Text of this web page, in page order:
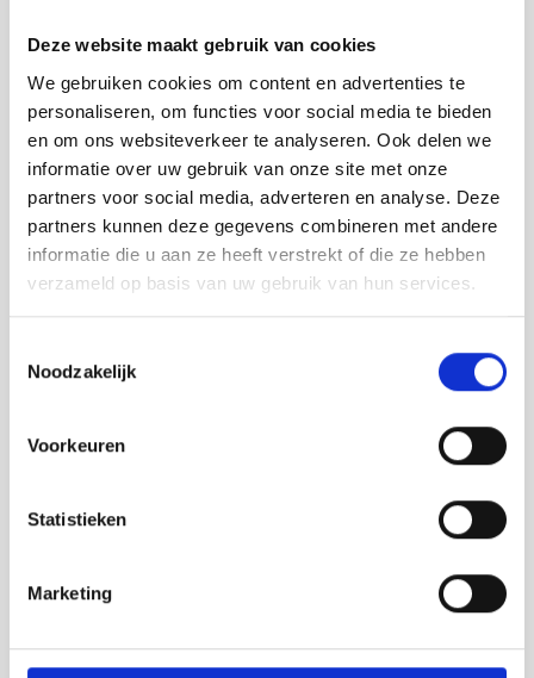
Deze website maakt gebruik van cookies
We gebruiken cookies om content en advertenties te
personaliseren, om functies voor social media te bieden
en om ons websiteverkeer te analyseren. Ook delen we
informatie over uw gebruik van onze site met onze
partners voor social media, adverteren en analyse. Deze
partners kunnen deze gegevens combineren met andere
informatie die u aan ze heeft verstrekt of die ze hebben
verzameld op basis van uw gebruik van hun services.
Noodzakelijk
Voorkeuren
Statistieken
Marketing
"Betrouwbaar professioneel bedrijf, die
altijd klaar staat om te helpen bij zowel
kleine als grote pakketen of opdrachten."
Nedim Nuhanovic
Pallet vervoer
Opslag
Spoed levering
Pakketdienst
Gekoeld transport